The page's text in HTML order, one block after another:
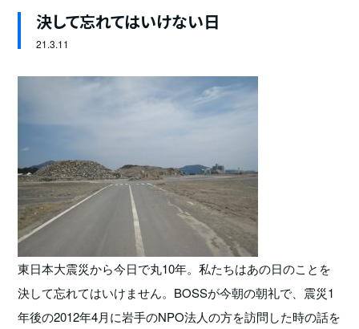
決して忘れてはいけない日
21.3.11
東日本大震災から今日で丸10年。私たちはあの日のことを
決して忘れてはいけません。BOSSが今朝の朝礼で、震災1
年後の2012年4月に岩手のNPO法人の方を訪問した時の話を